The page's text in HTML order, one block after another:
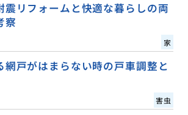
震リフォームと快適な暮らしの両
察
家
網戸がはまらない時の戸車調整と
害虫